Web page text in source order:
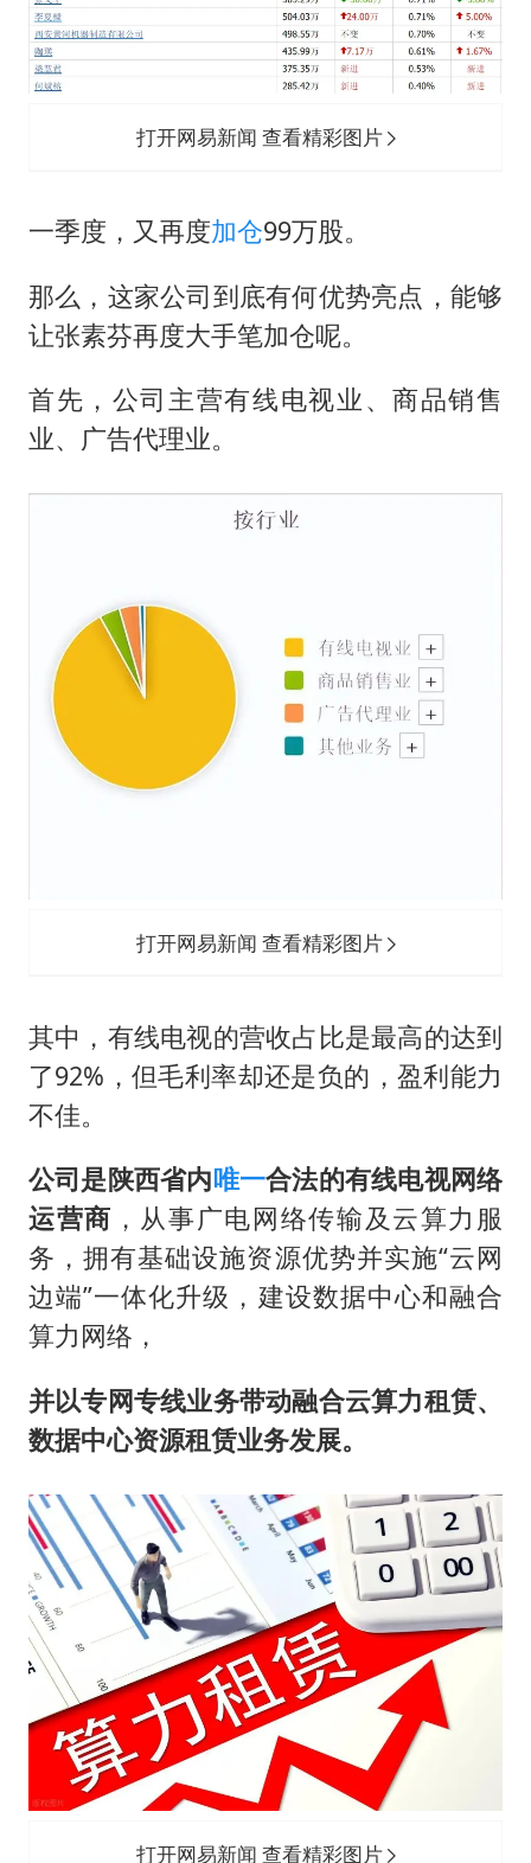
打开网易新闻 查看精彩图片
一季度，又再度加仓99万股。
那么，这家公司到底有何优势亮点，能够
让张素芬再度大手笔加仓呢。
首先，公司主营有线电视业、商品销售
业、广告代理业。
打开网易新闻 查看精彩图片
其中，有线电视的营收占比是最高的达到
了92%，但毛利率却还是负的，盈利能力
不佳。
公司是陕西省内唯一合法的有线电视网络
运营商 ，从事广电网络传输及云算力服
务，拥有基础设施资源优势并实施“云网
边端”一体化升级，建设数据中心和融合
算力网络，
并以专网专线业务带动融合云算力租赁、
数据中心资源租赁业务发展。
打开网易新闻 查看精彩图片